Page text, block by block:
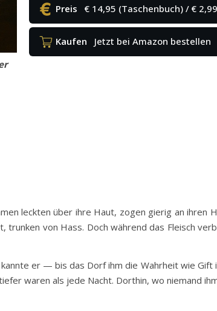
Preis € 14,95 (Taschenbuch) / €
Kaufen Jetzt bei Amazon bestellen
leckten über ihre Haut, zogen gierig an
von Hass. Doch während das Fleisch
kannte er — bis das Dorf ihm die Wahrheit wie
waren als jede Nacht. Dorthin, wo niemand